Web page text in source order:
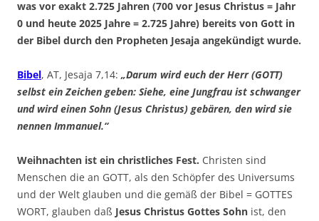
was vor exakt 2.725 Jahren (700 vor Jesus Christus = Jahr
0 und heute 2025 Jahre = 2.725 Jahre) bereits von Gott in
der Bibel durch den Propheten Jesaja angekündigt wurde.
Bibel, AT, Jesaja 7,14: „Darum wird euch der Herr (GOTT)
selbst ein Zeichen geben: Siehe, eine Jungfrau ist schwanger
und wird einen Sohn (Jesus Christus) gebären, den wird sie
nennen Immanuel.“
Weihnachten ist ein christliches Fest. Christen sind
Menschen die an GOTT, als den Schöpfer des Universums
und der Welt glauben und die gemäß der Bibel = GOTTES
WORT, glauben daß Jesus Christus Gottes Sohn ist, den